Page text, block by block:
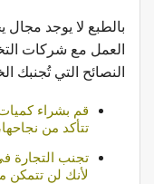
بالطبع لا يوجد
العمل مع شركات
النصائح التي تُجنبك
قم بشراء
تتأكد من
تجنب التجارة
لأنك لن تتمكن